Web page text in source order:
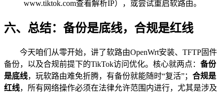
www.tiktok.com查看解析IP），或尝试重启软路由。
六、总结：备份是底线，合规是红线
今天咱们从零开始，讲了软路由OpenWrt安装、TFTP固件
备份，以及合规前提下的TikTok访问优化。核心就两点： 备份
是底线，玩软路由难免折腾，有备份就能随时“复活”； 合规是
红线，所有网络操作必须在法律允许范围内进行，尤其是涉及